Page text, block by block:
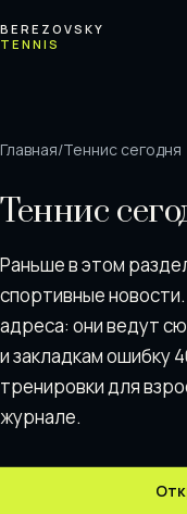
BEREZOVSKY
TENNIS
Главная/Теннис сегодня
Теннис
Раньше в этом
спортивные
адреса: они ведут
и закладкам ошибку
тренировки для
журнале.